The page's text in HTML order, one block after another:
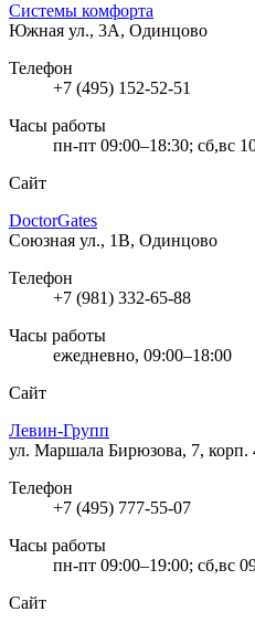
Системы комфорта
Южная ул., 3А, Одинцово
Телефон
+7 (495) 152-52-51
Часы работы
пн-пт 09:00–18:30; сб,вс
Сайт
DoctorGates
Союзная ул., 1В, Одинцово
Телефон
+7 (981) 332-65-88
Часы работы
ежедневно, 09:00–18:00
Сайт
Левин-Групп
ул. Маршала Бирюзова, 7,
Телефон
+7 (495) 777-55-07
Часы работы
пн-пт 09:00–19:00; сб,вс
Сайт